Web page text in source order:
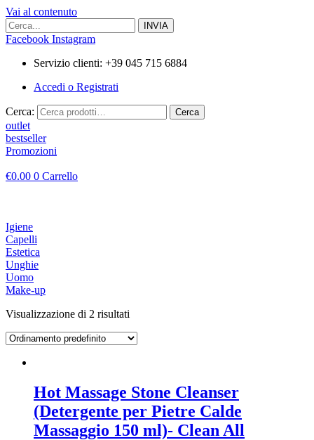
Vai al contenuto
Facebook Instagram
Servizio clienti: +39 045 715 6884
Accedi o Registrati
Cerca: Cerca
outlet
bestseller
Promozioni
€0.00 0 Carrello
Igiene
Capelli
Estetica
Unghie
Uomo
Make-up
Visualizzazione di 2 risultati
Hot Massage Stone Cleanser
(Detergente per Pietre Calde
Massaggio 150 ml)- Clean All